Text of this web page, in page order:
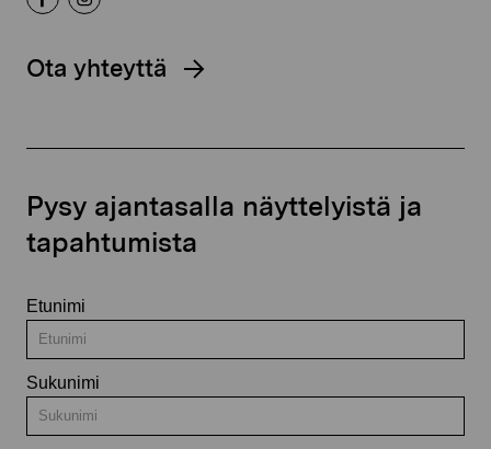
Ota yhteyttä
Pysy ajantasalla näyttelyistä ja
tapahtumista
Etunimi
Sukunimi